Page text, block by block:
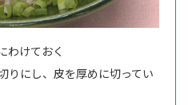
わけておく
りにし、皮を厚めに切ってい